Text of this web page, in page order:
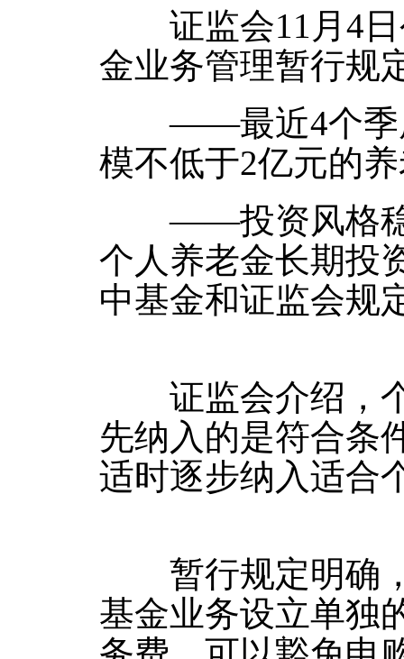
证监会11月4日
金业务管理暂行规
——最近4个季度
模不低于2亿元的
——投资风格稳
个人养老金长期投
中基金和证监会规
证监会介绍，个
先纳入的是符合条
适时逐步纳入适合
暂行规定明确，
基金业务设立单独